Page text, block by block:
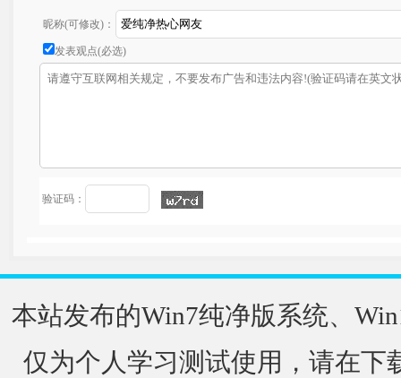
昵称(可修改)：
发表观点(必选)
验证码：
本站发布的Win7纯净版系统、
仅为个人学习测试使用，请在下